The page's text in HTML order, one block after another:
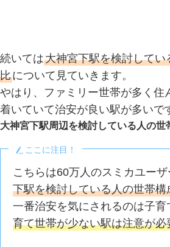
続いては大神宮下駅を検討して
比について見ていきます。
やはり、ファミリー世帯が多く住
着いていて治安が良い駅が多いで
大神宮下駅周辺を検討している人の世
ここに注目！
こちらは60万人のスミカユー
下駅を検討している人の世帯構
一番治安を気にされるのは子
育て世帯が少ない駅は注意が必